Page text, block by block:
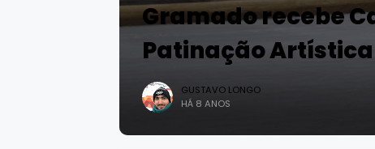
Gramado recebe
Patinação Artística
GUSTAVO LONGO
HÁ 8 ANOS